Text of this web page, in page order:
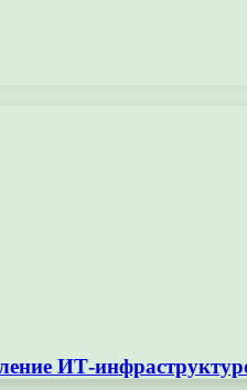
ИТ-